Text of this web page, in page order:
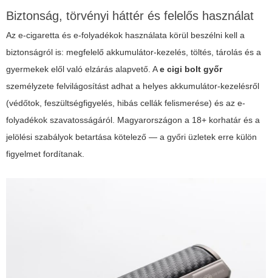
Biztonság, törvényi háttér és felelős használat
Az e-cigaretta és e-folyadékok használata körül beszélni kell a
biztonságról is: megfelelő akkumulátor-kezelés, töltés, tárolás és a
gyermekek elől való elzárás alapvető. Ae cigi bolt győr
személyzete felvilágosítást adhat a helyes akkumulátor-kezelésről
(védőtok, feszültségfigyelés, hibás cellák felismerése) és az e-
folyadékok szavatosságáról. Magyarországon a 18+ korhatár és a
jelölési szabályok betartása kötelező — a győri üzletek erre külön
figyelmet fordítanak.